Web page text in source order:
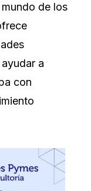
de los
a
con